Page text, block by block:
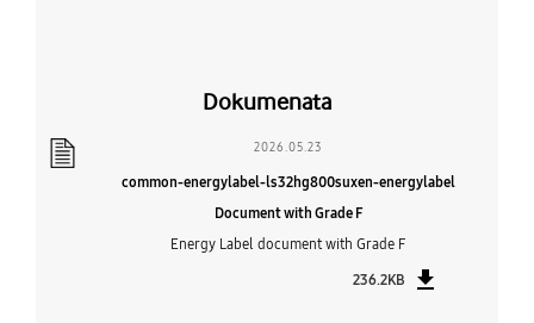
Dokumenata
2026.05.23
common-energylabel-ls32hg800suxen-energylabel
Document with Grade F
Energy Label document with Grade F
236.2KB